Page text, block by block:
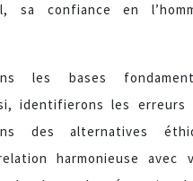
sa confiance en
les bases
identifierons les
des alternatives
harmonieuse avec